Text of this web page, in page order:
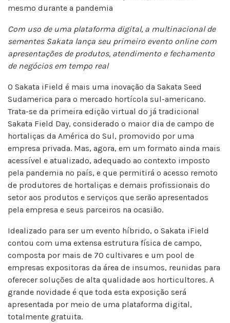
mesmo durante a pandemia
Com uso de uma plataforma digital, a multinacional de
sementes Sakata lança seu primeiro evento online com
apresentações de produtos, atendimento e fechamento
de negócios em tempo real
O Sakata iField é mais uma inovação da Sakata Seed
Sudamerica para o mercado hortícola sul-americano.
Trata-se da primeira edição virtual do já tradicional
Sakata Field Day, considerado o maior dia de campo de
hortaliças da América do Sul, promovido por uma
empresa privada. Mas, agora, em um formato ainda mais
acessível e atualizado, adequado ao contexto imposto
pela pandemia no país, e que permitirá o acesso remoto
de produtores de hortaliças e demais profissionais do
setor aos produtos e serviços que serão apresentados
pela empresa e seus parceiros na ocasião.
Idealizado para ser um evento híbrido, o Sakata iField
contou com uma extensa estrutura física de campo,
composta por mais de 70 cultivares e um pool de
empresas expositoras da área de insumos, reunidas para
oferecer soluções de alta qualidade aos horticultores. A
grande novidade é que toda esta exposição será
apresentada por meio de uma plataforma digital,
totalmente gratuita.